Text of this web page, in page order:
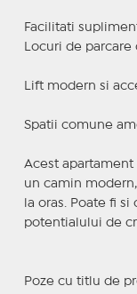
Facilitati
Locuri de
Lift modern si
Spatii comune
Acest
un camin
la oras. Poate fi
potentialului de
Poze cu titlu de